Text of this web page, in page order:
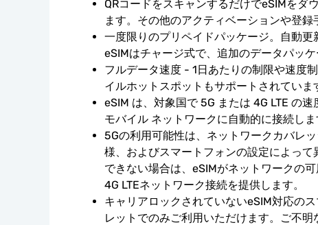
QRコードをスキャンするだけでeSIMをダ
ます。その他のアクティベーションや登録
一度限りのプリペイドパッケージ。自動更
eSIMはチャージ式で、追加のデータパッケ
フルデータ速度 - 1日あたりの制限や速度
イルホットスポットもサポートされていま
eSIM は、対象国で 5G または 4G LTE の
モバイル ネットワークに自動的に接続しま
5Gの利用可能性は、ネットワークカバレ
様、およびスマートフォンの設定によって
できない場合は、eSIMがネットワークの
4G LTEネットワーク接続を提供します。
キャリアロックされていないeSIM対応の
レットでのみご利用いただけます。ご不明